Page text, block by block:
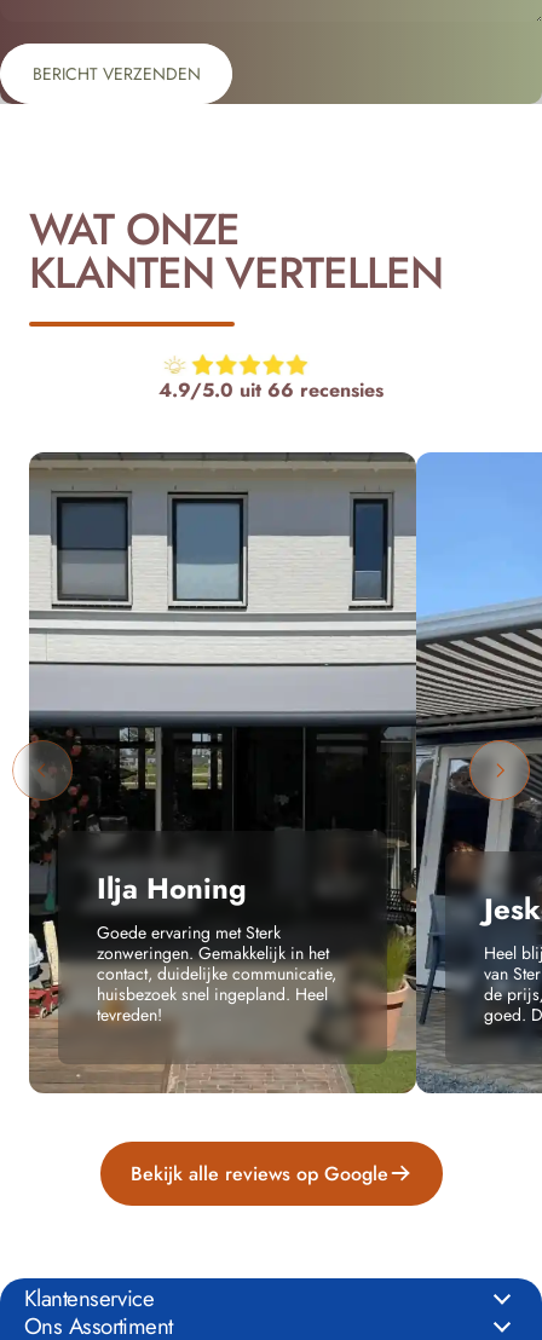
Bericht verzenden
BERICHT VERZENDEN
WAT ONZE
KLANTEN VERTELLEN
4.9/5.0 uit 66 recensies
Ilja Honing
Goede ervaring met Sterk
zonweringen. Gemakkelijk in het
contact, duidelijke communicatie,
huisbezoek snel ingepland. Heel
tevreden!
Heel
van
de
goed.
Bekijk alle reviews op Google
Klantenservice
Ons Assortiment